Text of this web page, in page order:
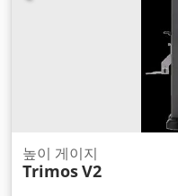
높이 게이지
TrimosV2